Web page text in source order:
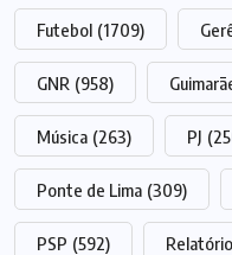
Futebol (1709)
GNR (958)
Música (263) PJ
Ponte de Lima (309)
PSP (592) Relatório